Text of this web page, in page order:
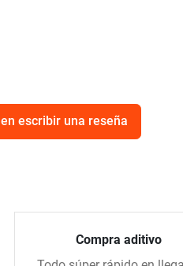
escribir una reseña
Compra aditivo